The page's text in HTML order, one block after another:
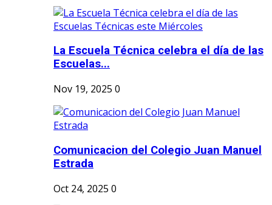
La Escuela Técnica celebra el día de las
Escuelas...
Nov 19, 2025 0
Comunicacion del Colegio Juan Manuel
Estrada
Oct 24, 2025 0